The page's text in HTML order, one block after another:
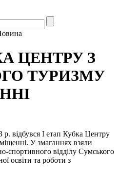
ЦЕНТРУ З
ТУРИЗМУ
відбувся І етап Кубка Центру
У змаганнях взяли
спортивного відділу Сумського
освіти та роботи з